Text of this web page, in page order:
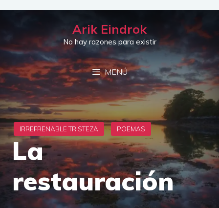
Saltar
contenido
Arik Eindrok
No hay razones para existir
MENÚ
La
restauración